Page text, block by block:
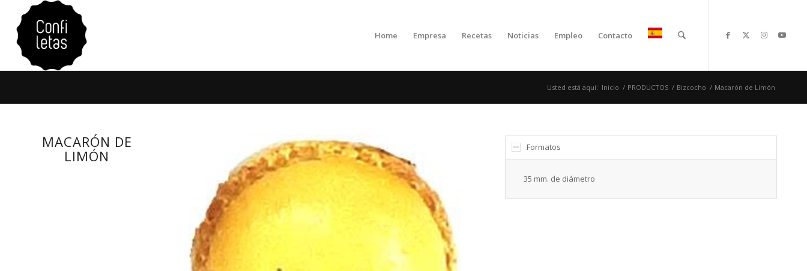
Home Empresa Recetas Noticias Empleo Contacto
Usted está aquí: Inicio / PRODUCTOS / Bizcocho / Macarón de Limón
MACARÓN DE
LIMÓN
Formatos
35 mm. de diámetro